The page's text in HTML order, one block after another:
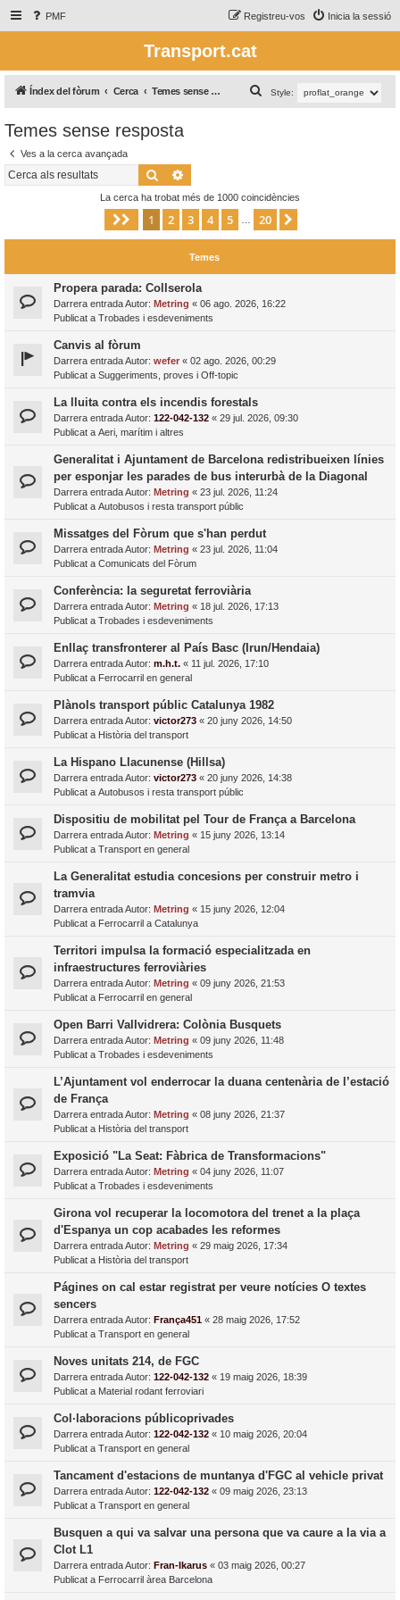
PMF Inicia la sessió
Registreu-vos
Transport.cat
Índex del fòrum Cerca Temes sense resposta Style:
e
Temes sense resposta
Ves a la cerca avançada
Cerca
La cerca ha trobat més de 1000 coincidències
Pàgina de 20
1 2 3 4 5 20
Temes
Propera parada: Collserola
Darrera entrada Autor: Metring « 06 ago. 2026, 16:22
Publicat a Trobades i esdeveniments
Canvis al fòrum
Darrera entrada Autor: wefer « 02 ago. 2026, 00:29
Publicat a Suggeriments, proves i Off-topic
La lluita contra els incendis forestals
Darrera entrada Autor: 122-042-132 « 29 jul. 2026, 09:30
Publicat a Aeri, marítim i altres
Generalitat i Ajuntament de Barcelona redistribueixen línies
per esponjar les parades de bus interurbà de la Diagonal
Darrera entrada Autor: Metring « 23 jul. 2026, 11:24
Publicat a Autobusos i resta transport públic
Missatges del Fòrum que s'han perdut
Darrera entrada Autor: Metring « 23 jul. 2026, 11:04
Publicat a Comunicats del Fòrum
Conferència: la seguretat ferroviària
Darrera entrada Autor: Metring « 18 jul. 2026, 17:13
Publicat a Trobades i esdeveniments
Enllaç transfronterer al País Basc (Irun/Hendaia)
Darrera entrada Autor: m.h.t. « 11 jul. 2026, 17:10
Publicat a Ferrocarril en general
Plànols transport públic Catalunya 1982
Darrera entrada Autor: victor273 « 20 juny 2026, 14:50
Publicat a Història del transport
La Hispano Llacunense (Hillsa)
Darrera entrada Autor: victor273 « 20 juny 2026, 14:38
Publicat a Autobusos i resta transport públic
Dispositiu de mobilitat pel Tour de França a Barcelona
Darrera entrada Autor: Metring « 15 juny 2026, 13:14
Publicat a Transport en general
La Generalitat estudia concesions per construir metro i
tramvia
Darrera entrada Autor: Metring « 15 juny 2026, 12:04
Publicat a Ferrocarril a Catalunya
Territori impulsa la formació especialitzada en
infraestructures ferroviàries
Darrera entrada Autor: Metring « 09 juny 2026, 21:53
Publicat a Ferrocarril en general
Open Barri Vallvidrera: Colònia Busquets
Darrera entrada Autor: Metring « 09 juny 2026, 11:48
Publicat a Trobades i esdeveniments
L’Ajuntament vol enderrocar la duana centenària de l’estació
de França
Darrera entrada Autor: Metring « 08 juny 2026, 21:37
Publicat a Història del transport
Exposició "La Seat: Fàbrica de Transformacions"
Darrera entrada Autor: Metring « 04 juny 2026, 11:07
Publicat a Trobades i esdeveniments
Girona vol recuperar la locomotora del trenet a la plaça
d'Espanya un cop acabades les reformes
Darrera entrada Autor: Metring « 29 maig 2026, 17:34
Publicat a Història del transport
Págines on cal estar registrat per veure notícies O textes
sencers
Darrera entrada Autor: França451 « 28 maig 2026, 17:52
Publicat a Transport en general
Noves unitats 214, de FGC
Darrera entrada Autor: 122-042-132 « 19 maig 2026, 18:39
Publicat a Material rodant ferroviari
Col·laboracions públicoprivades
Darrera entrada Autor: 122-042-132 « 10 maig 2026, 20:04
Publicat a Transport en general
Tancament d'estacions de muntanya d'FGC al vehicle privat
Darrera entrada Autor: 122-042-132 « 09 maig 2026, 23:13
Publicat a Transport en general
Busquen a qui va salvar una persona que va caure a la via a
Clot L1
Darrera entrada Autor: Fran-Ikarus « 03 maig 2026, 00:27
Publicat a Ferrocarril àrea Barcelona